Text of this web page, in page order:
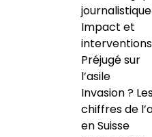
journalistique
Impact et
interventions
Préjugé sur
l’asile
Invasion ?
chiffres de
en Suisse